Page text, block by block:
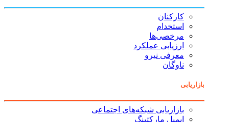
کارکنان
استخدام
مرخصی‌ها
ارزیابی عملکرد
معرفی نیرو
ناوگان
بازاریابی
بازاریابی شبکه‌های اجتماعی
ایمیل مارکتینگ